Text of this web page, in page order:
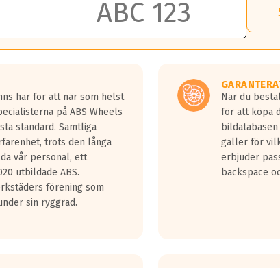
50 liter bränsle med ett klass A däck gentemot ett klass G
vilken rutt du kör, samt vilken körstil du använder.
lastbilar.
på en väg där det ligger 0.5-1.5 mm vatten.
fyra billängder( ca 18meter) mellan däck med betyg A
överträffa motorljudet.
ett däck med vågar. Hög bullernivå markeras med svarta
kraven som finns i dagsläget, men är inte längre tillåtna enligt
här för att när som helst
på ABS Wheels
standard. Samtliga
trots den långa
vår personal, ett
utbildade ABS.
förening som
sin ryggrad.
När du
för att köpa
gäller för
erbjuder
backspace